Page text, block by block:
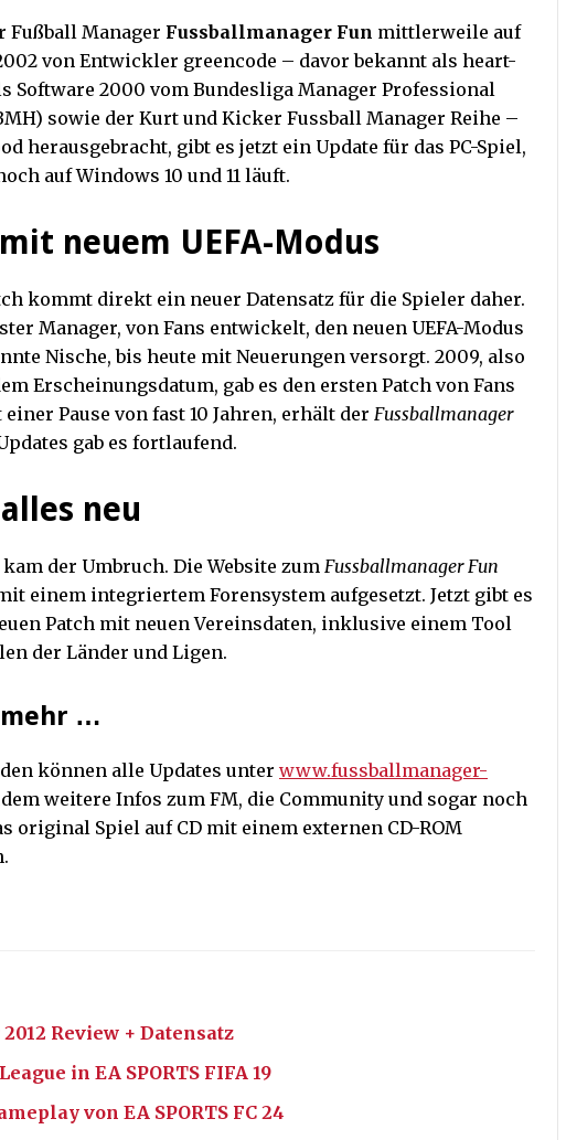
Fußball Manager Fussballmanager Fun mittlerweile auf
von Entwickler greencode – davor bekannt als heart-
Software 2000 vom Bundesliga Manager Professional
sowie der Kurt und Kicker Fussball Manager Reihe –
herausgebracht, gibt es jetzt ein Update für das PC-Spiel,
auf Windows 10 und 11 läuft.
neuem UEFA-Modus
kommt direkt ein neuer Datensatz für die Spieler daher.
Manager, von Fans entwickelt, den neuen UEFA-Modus
Nische, bis heute mit Neuerungen versorgt. 2009, also
Erscheinungsdatum, gab es den ersten Patch von Fans
Pause von fast 10 Jahren, erhält der Fussballmanager
gab es fortlaufend.
neu
der Umbruch. Die Website zum Fussballmanager Fun
einem integriertem Forensystem aufgesetzt. Jetzt gibt es
Patch mit neuen Vereinsdaten, inklusive einem Tool
der Länder und Ligen.
mehr …
können alle Updates unter www.fussballmanager-
weitere Infos zum FM, die Community und sogar noch
original Spiel auf CD mit einem externen CD-ROM
Review + Datensatz
in EA SPORTS FIFA 19
von EA SPORTS FC 24